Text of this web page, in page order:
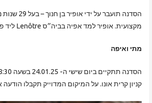
הסדנה תועבר על
מקצועית. אופיר למד אפיה בביה״ס Lenôtre ליד פאריז.
מתי ואיפה
קניון קרית אונו. על המיקום המדוייק תקבלו